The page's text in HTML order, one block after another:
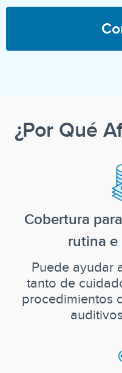
¿Por Qué
Cobertura
rutina e
Puede ayudar
tanto de
procedimientos